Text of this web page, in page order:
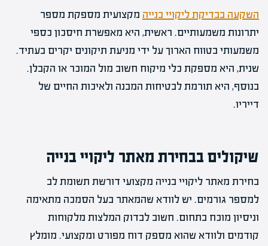
השקעה בבדיקת ליקויי בנייה מקצועית מספקת מספר
יתרונות משמעותיים. ראשית, היא מאפשרת חיסכון כספי
משמעותי בטווח הארוך על ידי מניעת תיקונים יקרים בעתיד.
שנית, היא מספקת כלי מיקוח חשוב מול המוכר או הקבלן.
בנוסף, היא תורמת לבטיחות המבנה ולאיכות החיים של
דייריו.
שיקולים בבחירת מאתר ליקויי בנייה
בחירת מאתר ליקויי בנייה מקצועי דורשת תשומת לב
למספר גורמים. יש לוודא שהמאתר בעל הסמכה מתאימה
וניסיון מוכח בתחום. חשוב לבדוק המלצות מלקוחות
קודמים ולוודא שהוא מספק דוח מפורט ומקצועי. מומלץ